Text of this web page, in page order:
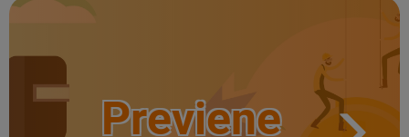
Previene